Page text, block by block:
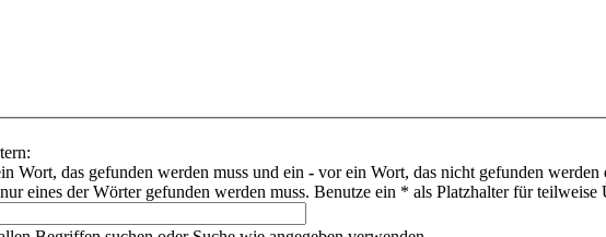
Wort, das gefunden werden muss und ein - vor ein Wort, das nicht gefunden
eines der Wörter gefunden werden muss. Benutze ein * als Platzhalter für teilweise